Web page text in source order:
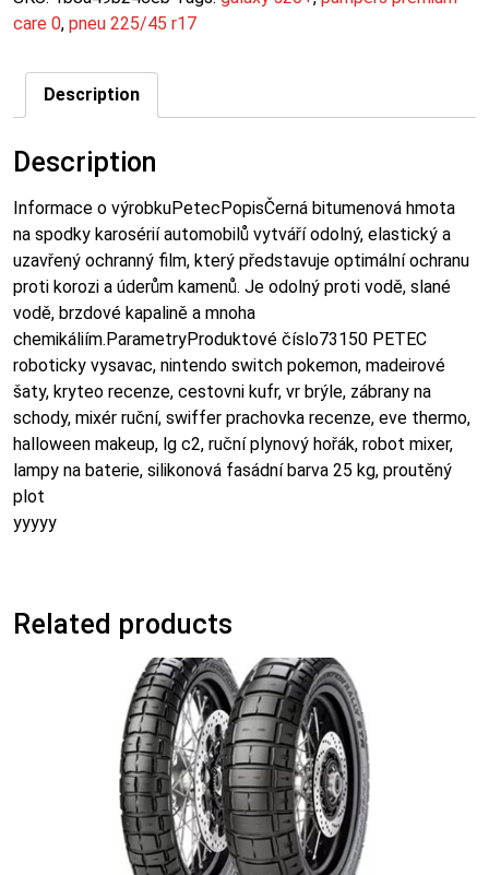
care 0, pneu 225/45 r17
Description
Description
Informace o výrobkuPetecPopisČerná bitumenová hmota
na spodky karosérií automobilů vytváří odolný, elastický a
uzavřený ochranný film, který představuje optimální ochranu
proti korozi a úderům kamenů. Je odolný proti vodě, slané
vodě, brzdové kapalině a mnoha
chemikáliím.ParametryProduktové číslo73150 PETEC
roboticky vysavac, nintendo switch pokemon, madeirové
šaty, kryteo recenze, cestovni kufr, vr brýle, zábrany na
schody, mixér ruční, swiffer prachovka recenze, eve thermo,
halloween makeup, lg c2, ruční plynový hořák, robot mixer,
lampy na baterie, silikonová fasádní barva 25 kg, proutěný
plot
yyyyy
Related products